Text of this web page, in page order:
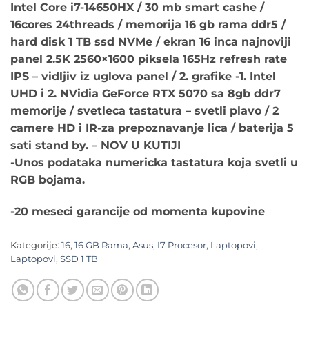
Intel Core i7-14650HX / 30 mb smart cashe /
16cores 24threads / memorija 16 gb rama ddr5 /
hard disk 1 TB ssd NVMe / ekran 16 inca najnoviji
panel 2.5K 2560×1600 piksela 165Hz refresh rate
IPS – vidljiv iz uglova panel / 2. grafike -1. Intel
UHD i 2. NVidia GeForce RTX 5070 sa 8gb ddr7
memorije / svetleca tastatura – svetli plavo / 2
camere HD i IR-za prepoznavanje lica / baterija 5
sati stand by. – NOV U KUTIJI
-Unos podataka numericka tastatura koja svetli u
RGB bojama.
-20 meseci garancije od momenta kupovine
Kategorije: 16, 16 GB Rama, Asus, I7 Procesor, Laptopovi,
Laptopovi, SSD 1 TB